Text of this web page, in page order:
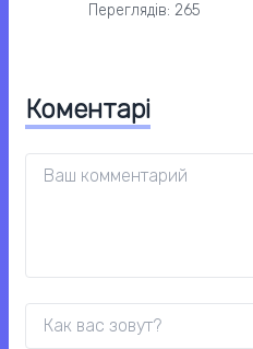
Переглядів: 265
Коментарі